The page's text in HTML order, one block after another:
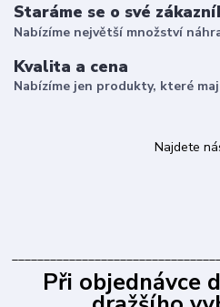
Staráme se o své
Nabízíme největší množství
Kvalita a cena
Nabízíme jen produkty, které
Najdete
Při objednávce